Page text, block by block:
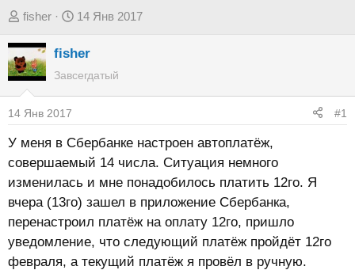
А
т
о
р
т
е
м
ы
fisher
Д
т
а
ч
а
л
а
14 Янв 2017
fisher
Завсегдатый
14 Янв 2017 #1
У меня в Сбербанке настроен автоплатёж,
совершаемый 14 числа. Ситуация немного
изменилась и мне понадобилось платить 12го. Я
вчера (13го) зашел в приложение Сбербанка,
перенастроил платёж на оплату 12го, пришло
уведомление, что следующий платёж пройдёт 12го
февраля, а текущий платёж я провёл в ручную.